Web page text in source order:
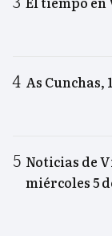
As Cunchas,
Noticias de
miércoles 5